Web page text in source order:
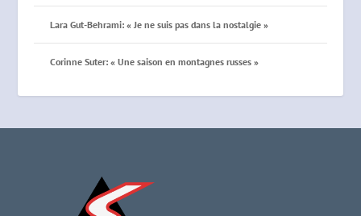
Lara Gut-Behrami: « Je ne suis pas dans la nostalgie »
Corinne Suter: « Une saison en montagnes russes »